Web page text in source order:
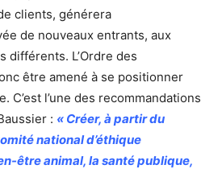
clients, générera
de nouveaux entrants, aux
différents. L’Ordre des
être amené à se positionner
C’est l’une des recommandations
: « Créer, à partir du
national d’éthique
être animal, la santé publique,